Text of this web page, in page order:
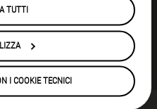
TUTTI
I COOKIE TECNICI